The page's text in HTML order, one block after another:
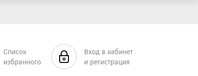
Список
избранного
Вход в кабинет
и регистрация